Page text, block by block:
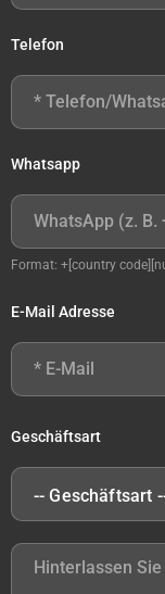
Telefon
Whatsapp
Format: +[country
E-Mail Adresse
Geschäftsart